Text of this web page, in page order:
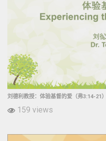
刘德利教授：体验基督的爱（弗3:14-21）
159 views